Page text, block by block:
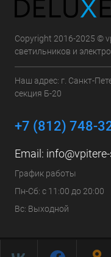
Copyright 2016-2025 ©
светильников и
Наш адрес: г. Санкт-
секция Б-20
+7 (812) 748-
Email:
График работы
Пн-Сб: с 11:00 до 20:00
Вс: Выходной